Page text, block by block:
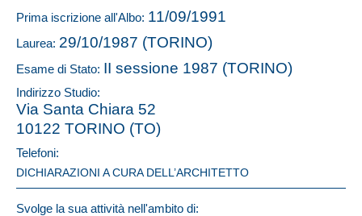
Prima iscrizione all'Albo: 11/09/1991
Laurea: 29/10/1987 (TORINO)
Esame di Stato: II sessione 1987 (TORINO)
Indirizzo Studio:
Via Santa Chiara 52
10122 TORINO (TO)
Telefoni:
DICHIARAZIONI A CURA DELL’ARCHITETTO
Svolge la sua attività nell'ambito di: